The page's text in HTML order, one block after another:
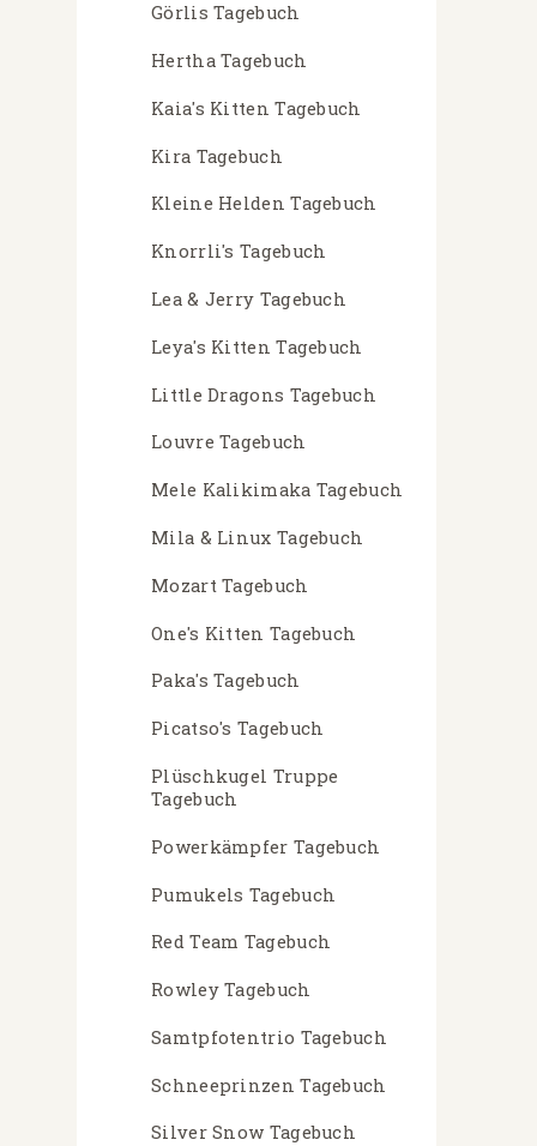
Görlis Tagebuch
Hertha Tagebuch
Kaia's Kitten Tagebuch
Kira Tagebuch
Kleine Helden Tagebuch
Knorrli's Tagebuch
Lea & Jerry Tagebuch
Leya's Kitten Tagebuch
Little Dragons Tagebuch
Louvre Tagebuch
Mele Kalikimaka Tagebuch
Mila & Linux Tagebuch
Mozart Tagebuch
One's Kitten Tagebuch
Paka's Tagebuch
Picatso's Tagebuch
Plüschkugel Truppe
Tagebuch
Powerkämpfer Tagebuch
Pumukels Tagebuch
Red Team Tagebuch
Rowley Tagebuch
Samtpfotentrio Tagebuch
Schneeprinzen Tagebuch
Silver Snow Tagebuch